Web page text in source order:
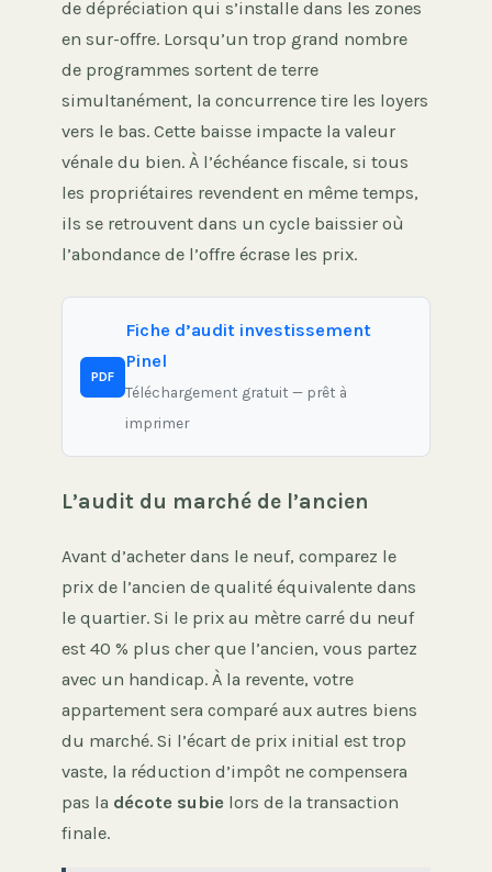
de dépréciation qui s’installe dans les zones
en sur-offre. Lorsqu’un trop grand nombre
de programmes sortent de terre
simultanément, la concurrence tire les loyers
vers le bas. Cette baisse impacte la valeur
vénale du bien. À l’échéance fiscale, si tous
les propriétaires revendent en même temps,
ils se retrouvent dans un cycle baissier où
l’abondance de l’offre écrase les prix.
PDF
Fiche d’audit investissement
Pinel
Téléchargement gratuit — prêt à
imprimer
L’audit du marché de l’ancien
Avant d’acheter dans le neuf, comparez le
prix de l’ancien de qualité équivalente dans
le quartier. Si le prix au mètre carré du neuf
est 40 % plus cher que l’ancien, vous partez
avec un handicap. À la revente, votre
appartement sera comparé aux autres biens
du marché. Si l’écart de prix initial est trop
vaste, la réduction d’impôt ne compensera
pas la décote subie lors de la transaction
finale.